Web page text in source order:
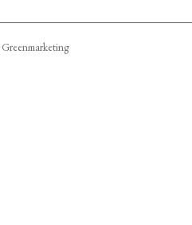
Greenmarketing